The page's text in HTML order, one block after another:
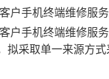
户手机终端维修服
户手机终端维修服
采取单一来源方式